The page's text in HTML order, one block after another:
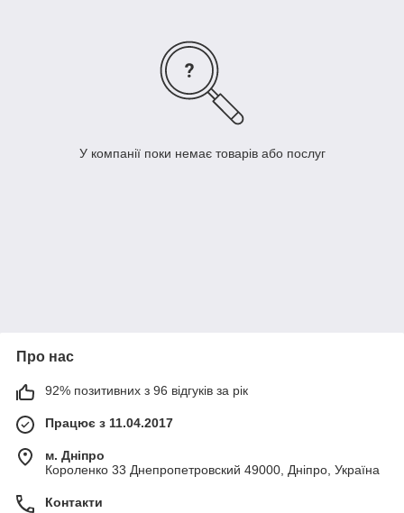
У компанії поки немає товарів або послуг
Про нас
92% позитивних з 96 відгуків за рік
Працює з 11.04.2017
м. Дніпро
Короленко 33 Днепропетровский 49000, Дніпро, Україна
Контакти